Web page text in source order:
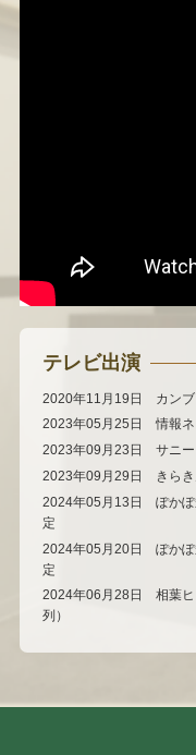
テレビ出演
2020年11月19日 カンブ
2023年05月25日 情報ネ
2023年09月23日 サニ
2023年09月29日 きら
2024年05月13日 ぽかぽ
定
2024年05月20日 ぽかぽ
定
2024年06月28日 相葉ヒ
列）